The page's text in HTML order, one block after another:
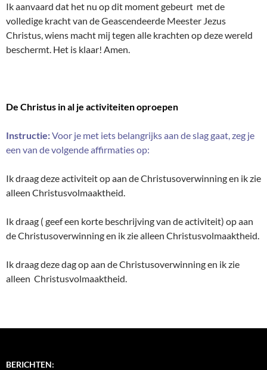
Ik aanvaard dat het nu op dit moment gebeurt met de
volledige kracht van de Geascendeerde Meester Jezus
Christus, wiens macht mij tegen alle krachten op deze wereld
beschermt. Het is klaar! Amen.
De Christus in al je activiteiten oproepen
Instructie:Voor je met iets belangrijks aan de slag gaat, zeg je
een van de volgende affirmaties op:
Ik draag deze activiteit op aan de Christusoverwinning en ik zie
alleen Christusvolmaaktheid.
Ik draag ( geef een korte beschrijving van de activiteit) op aan
de Christusoverwinning en ik zie alleen Christusvolmaaktheid.
Ik draag deze dag op aan de Christusoverwinning en ik zie
alleen Christusvolmaaktheid.
BERICHTEN: